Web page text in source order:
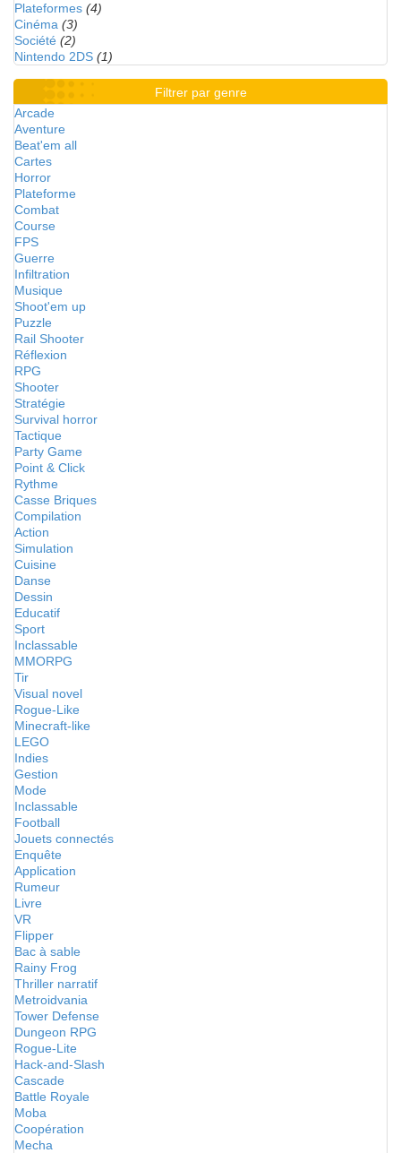
Plateformes (4)
Cinéma (3)
Société (2)
Nintendo 2DS (1)
Filtrer par genre
Arcade
Aventure
Beat'em all
Cartes
Horror
Plateforme
Combat
Course
FPS
Guerre
Infiltration
Musique
Shoot'em up
Puzzle
Rail Shooter
Réflexion
RPG
Shooter
Stratégie
Survival horror
Tactique
Party Game
Point & Click
Rythme
Casse Briques
Compilation
Action
Simulation
Cuisine
Danse
Dessin
Educatif
Sport
Inclassable
MMORPG
Tir
Visual novel
Rogue-Like
Minecraft-like
LEGO
Indies
Gestion
Mode
Inclassable
Football
Jouets connectés
Enquête
Application
Rumeur
Livre
VR
Flipper
Bac à sable
Rainy Frog
Thriller narratif
Metroidvania
Tower Defense
Dungeon RPG
Rogue-Lite
Hack-and-Slash
Cascade
Battle Royale
Moba
Coopération
Mecha